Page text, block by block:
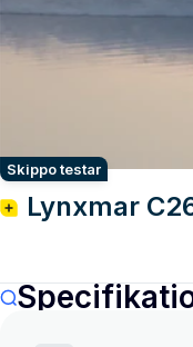
Skippo testar
Lynxmar